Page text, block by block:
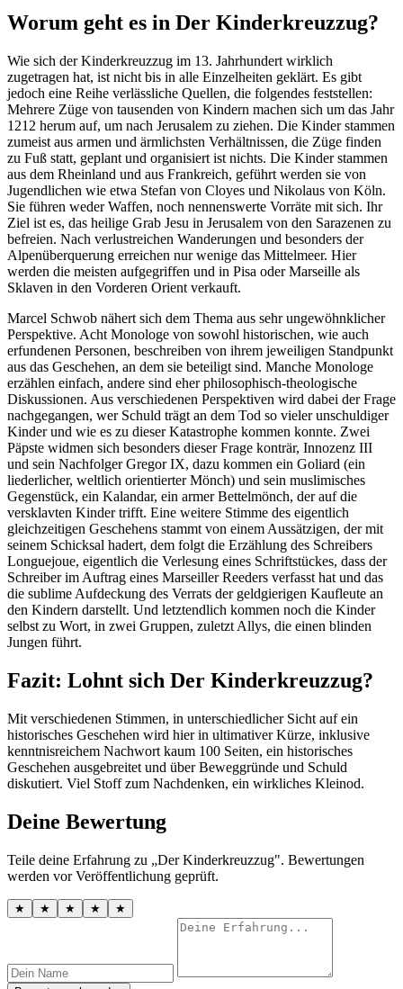
Worum geht es in Der Kinderkreuzzug?
Wie sich der Kinderkreuzzug im 13. Jahrhundert wirklich
zugetragen hat, ist nicht bis in alle Einzelheiten geklärt. Es gibt
jedoch eine Reihe verlässliche Quellen, die folgendes feststellen:
Mehrere Züge von tausenden von Kindern machen sich um das Jahr
1212 herum auf, um nach Jerusalem zu ziehen. Die Kinder stammen
zumeist aus armen und ärmlichsten Verhältnissen, die Züge finden
zu Fuß statt, geplant und organisiert ist nichts. Die Kinder stammen
aus dem Rheinland und aus Frankreich, geführt werden sie von
Jugendlichen wie etwa Stefan von Cloyes und Nikolaus von Köln.
Sie führen weder Waffen, noch nennenswerte Vorräte mit sich. Ihr
Ziel ist es, das heilige Grab Jesu in Jerusalem von den Sarazenen zu
befreien. Nach verlustreichen Wanderungen und besonders der
Alpenüberquerung erreichen nur wenige das Mittelmeer. Hier
werden die meisten aufgegriffen und in Pisa oder Marseille als
Sklaven in den Vorderen Orient verkauft.
Marcel Schwob nähert sich dem Thema aus sehr ungewöhnklicher
Perspektive. Acht Monologe von sowohl historischen, wie auch
erfundenen Personen, beschreiben von ihrem jeweiligen Standpunkt
aus das Geschehen, an dem sie beteiligt sind. Manche Monologe
erzählen einfach, andere sind eher philosophisch-theologische
Diskussionen. Aus verschiedenen Perspektiven wird dabei der Frage
nachgegangen, wer Schuld trägt an dem Tod so vieler unschuldiger
Kinder und wie es zu dieser Katastrophe kommen konnte. Zwei
Päpste widmen sich besonders dieser Frage konträr, Innozenz III
und sein Nachfolger Gregor IX, dazu kommen ein Goliard (ein
liederlicher, weltlich orientierter Mönch) und sein muslimisches
Gegenstück, ein Kalandar, ein armer Bettelmönch, der auf die
versklavten Kinder trifft. Eine weitere Stimme des eigentlich
gleichzeitigen Geschehens stammt von einem Aussätzigen, der mit
seinem Schicksal hadert, dem folgt die Erzählung des Schreibers
Longuejoue, eigentlich die Verlesung eines Schriftstückes, dass der
Schreiber im Auftrag eines Marseiller Reeders verfasst hat und das
die sublime Aufdeckung des Verrats der geldgierigen Kaufleute an
den Kindern darstellt. Und letztendlich kommen noch die Kinder
selbst zu Wort, in zwei Gruppen, zuletzt Allys, die einen blinden
Jungen führt.
Fazit: Lohnt sich Der Kinderkreuzzug?
Mit verschiedenen Stimmen, in unterschiedlicher Sicht auf ein
historisches Geschehen wird hier in ultimativer Kürze, inklusive
kenntnisreichem Nachwort kaum 100 Seiten, ein historisches
Geschehen ausgebreitet und über Beweggründe und Schuld
diskutiert. Viel Stoff zum Nachdenken, ein wirkliches Kleinod.
Deine Bewertung
Teile deine Erfahrung zu „Der Kinderkreuzzug". Bewertungen
werden vor Veröffentlichung geprüft.
★ ★ ★ ★ ★